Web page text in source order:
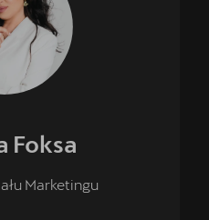
Foksa
Marketingu